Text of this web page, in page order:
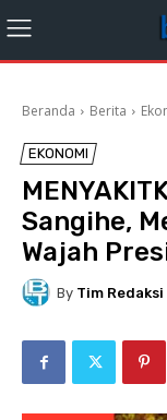
Beranda Berita
EKONOMI
Sangihe,
Wajah
By Tim Redaksi